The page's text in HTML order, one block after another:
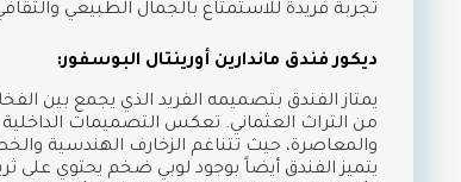
تجربة فريدة للاستمتاع بالجمال الطبيعي
ديكور فندق ماندارين أورينتال البوسفور:
يمتاز الفندق بتصميمه الفريد الذي يجمع بين
من التراث العثماني. تعكس التصميمات الداخلية
والمعاصرة، حيث تتناغم الزخارف الهندسية